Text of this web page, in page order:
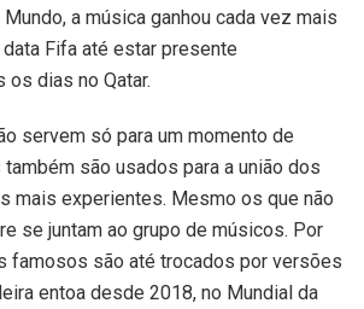
a música ganhou cada vez mais
Fifa até estar presente
dias no Qatar.
servem só para um momento de
são usados para a união dos
mais experientes. Mesmo os que não
se juntam ao grupo de músicos. Por
famosos são até trocados por versões
entoa desde 2018, no Mundial da